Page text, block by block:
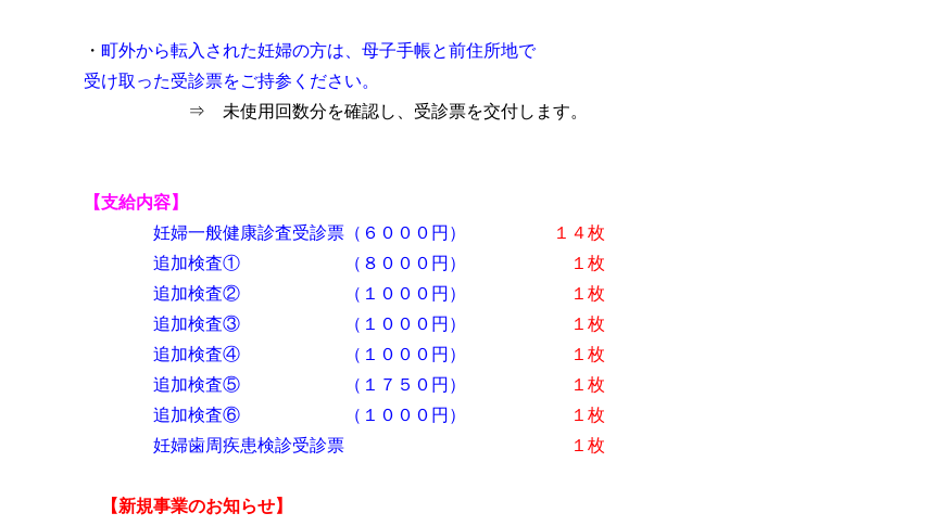
・ 町外から転入された妊婦の方は、母子手帳と前住所地で
受け取った受診票をご持参ください。
⇒ 未使用回数分を確認し、受診票を交付します。
【支給内容】
妊婦一般健康診査受診票（６０００円）
１４枚
追加検査① （８０００円）
１枚
追加検査② （１０００円）
１枚
追加検査③ （１０００円）
１枚
追加検査④ （１０００円）
１枚
追加検査⑤ （１７５０円）
１枚
追加検査⑥ （１０００円）
１枚
妊婦歯周疾患検診受診票
１枚
【新規事業のお知らせ】